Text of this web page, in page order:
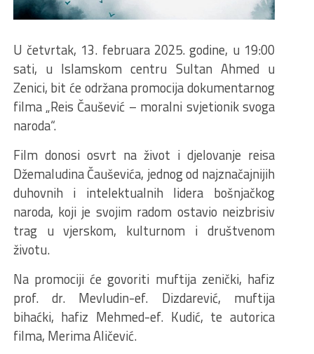
U četvrtak, 13. februara 2025. godine, u 19:00
sati, u Islamskom centru Sultan Ahmed u
Zenici, bit će održana promocija dokumentarnog
filma „Reis Čaušević – moralni svjetionik svoga
naroda“.
Film donosi osvrt na život i djelovanje reisa
Džemaludina Čauševića, jednog od najznačajnijih
duhovnih i intelektualnih lidera bošnjačkog
naroda, koji je svojim radom ostavio neizbrisiv
trag u vjerskom, kulturnom i društvenom
životu.
Na promociji će govoriti muftija zenički, hafiz
prof. dr. Mevludin-ef. Dizdarević, muftija
bihaćki, hafiz Mehmed-ef. Kudić, te autorica
filma, Merima Aličević.